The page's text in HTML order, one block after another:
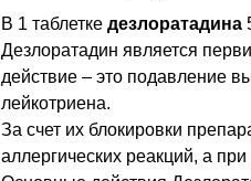
В 1 таблетке дезлоратадина
Дезлоратадин является
действие – это подавление
лейкотриена.
За счет их блокировки
аллергических реакций, а